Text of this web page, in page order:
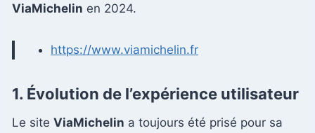
ViaMichelin en 2024.
https://www.viamichelin.fr
1. Évolution de l’expérience utilisateur
Le site ViaMichelin a toujours été prisé pour sa